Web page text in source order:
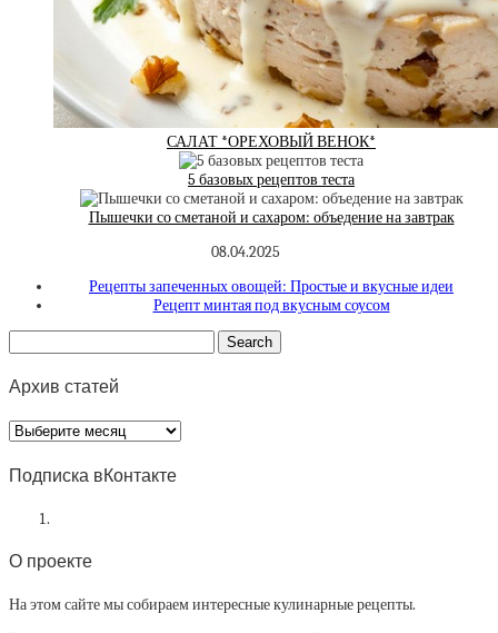
САЛАТ *ОРЕХОВЫЙ ВЕНОК*
5 базовых рецептов теста
Пышечки со сметаной и сахаром: объедение на завтрак
08.04.2025
Рецепты запеченных овощей: Простые и вкусные идеи
Рецепт минтая под вкусным соусом
Архив статей
Архив
статей
Подписка вКонтакте
О проекте
На этом сайте мы собираем интересные кулинарные рецепты.